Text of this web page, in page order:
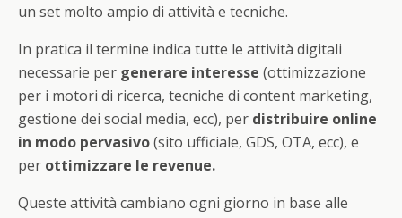
un set molto ampio di attività e tecniche.
In pratica il termine indica tutte le attività digitali
necessarie per generare interesse (ottimizzazione
per i motori di ricerca, tecniche di content marketing,
gestione dei social media, ecc), per distribuire online
in modo pervasivo(sito ufficiale, GDS, OTA, ecc), e
per ottimizzare le revenue.
Queste attività cambiano ogni giorno in base alle